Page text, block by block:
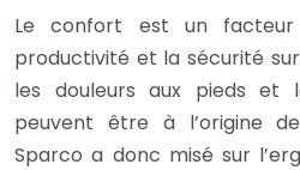
Le confort est un
productivité et la sécurité
les douleurs aux pieds et
peuvent être à l’origine
Sparco a donc misé sur